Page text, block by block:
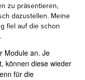
zu präsentieren,
dazustellen. Meine
fiel auf die schon
Module an. Je
können diese wieder
für die